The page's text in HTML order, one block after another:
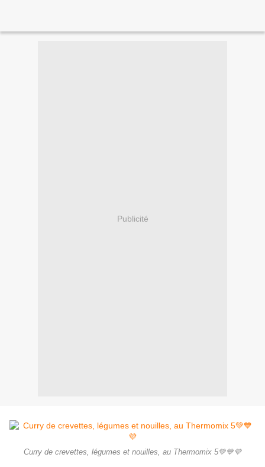
Publicité
Curry de crevettes, légumes et nouilles, au Thermomix 5💚💙💜